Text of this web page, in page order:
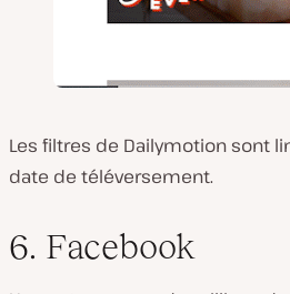
Les filtres de Dailymotion sont
date de téléversement.
6. Facebook